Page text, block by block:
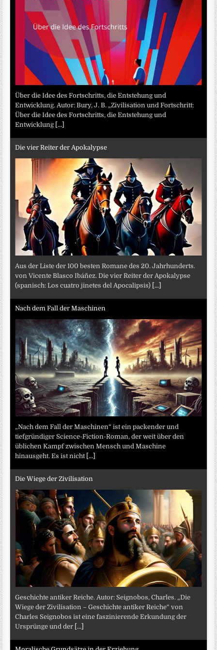
Über die Idee des Fortschritts, die Entstehung und
Entwicklung. Autor: Bury, J. B. „Zivilisation und Fortschritt:
Über die Idee des Fortschritts, die Entstehung und
Entwicklung [...]
Die vier Reiter der Apokalypse
Aus der Liste der 100 besten Romane des 20. Jahrhunderts.
von Vicente Blasco Ibáñez. Die vier Reiter der Apokalypse
(spanisch: Los cuatro jinetes del Apocalipsis) [...]
Nach dem Fall der Maschinen
„Nach dem Fall der Maschinen“ ist ein packender und
tiefgründiger Science-Fiction-Roman, der weit über den
üblichen Kampf zwischen Mensch und Maschine
hinausgeht. Es ist nicht [...]
Die Wiege der Zivilisation
Geschichte antiker Reiche. Autor: Seignobos, Charles. „Die
Wiege der Zivilisation – Geschichte antiker Reiche“ von
Charles Seignobos ist eine faszinierende Erkundung der
Ursprünge und der [...]